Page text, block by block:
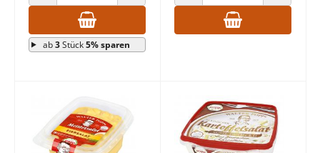
ANZAHL VERRINGERN ANZAHL ERHÖHEN
ab3Stück5% sparen
ANZAHL VERRINGERN ANZAHL